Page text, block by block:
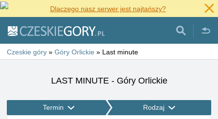
Dlaczego nasz serwer jest najtańszy?
Czeskie góry » Góry Orlickie » Last minute
LAST MINUTE - Góry Orlickie
Termin Rodzaj